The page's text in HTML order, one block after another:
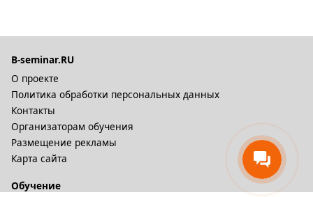
B-seminar.RU
О проекте
Политика обработки персональных данных
Контакты
Организаторам обучения
Размещение рекламы
Карта сайта
Обучение